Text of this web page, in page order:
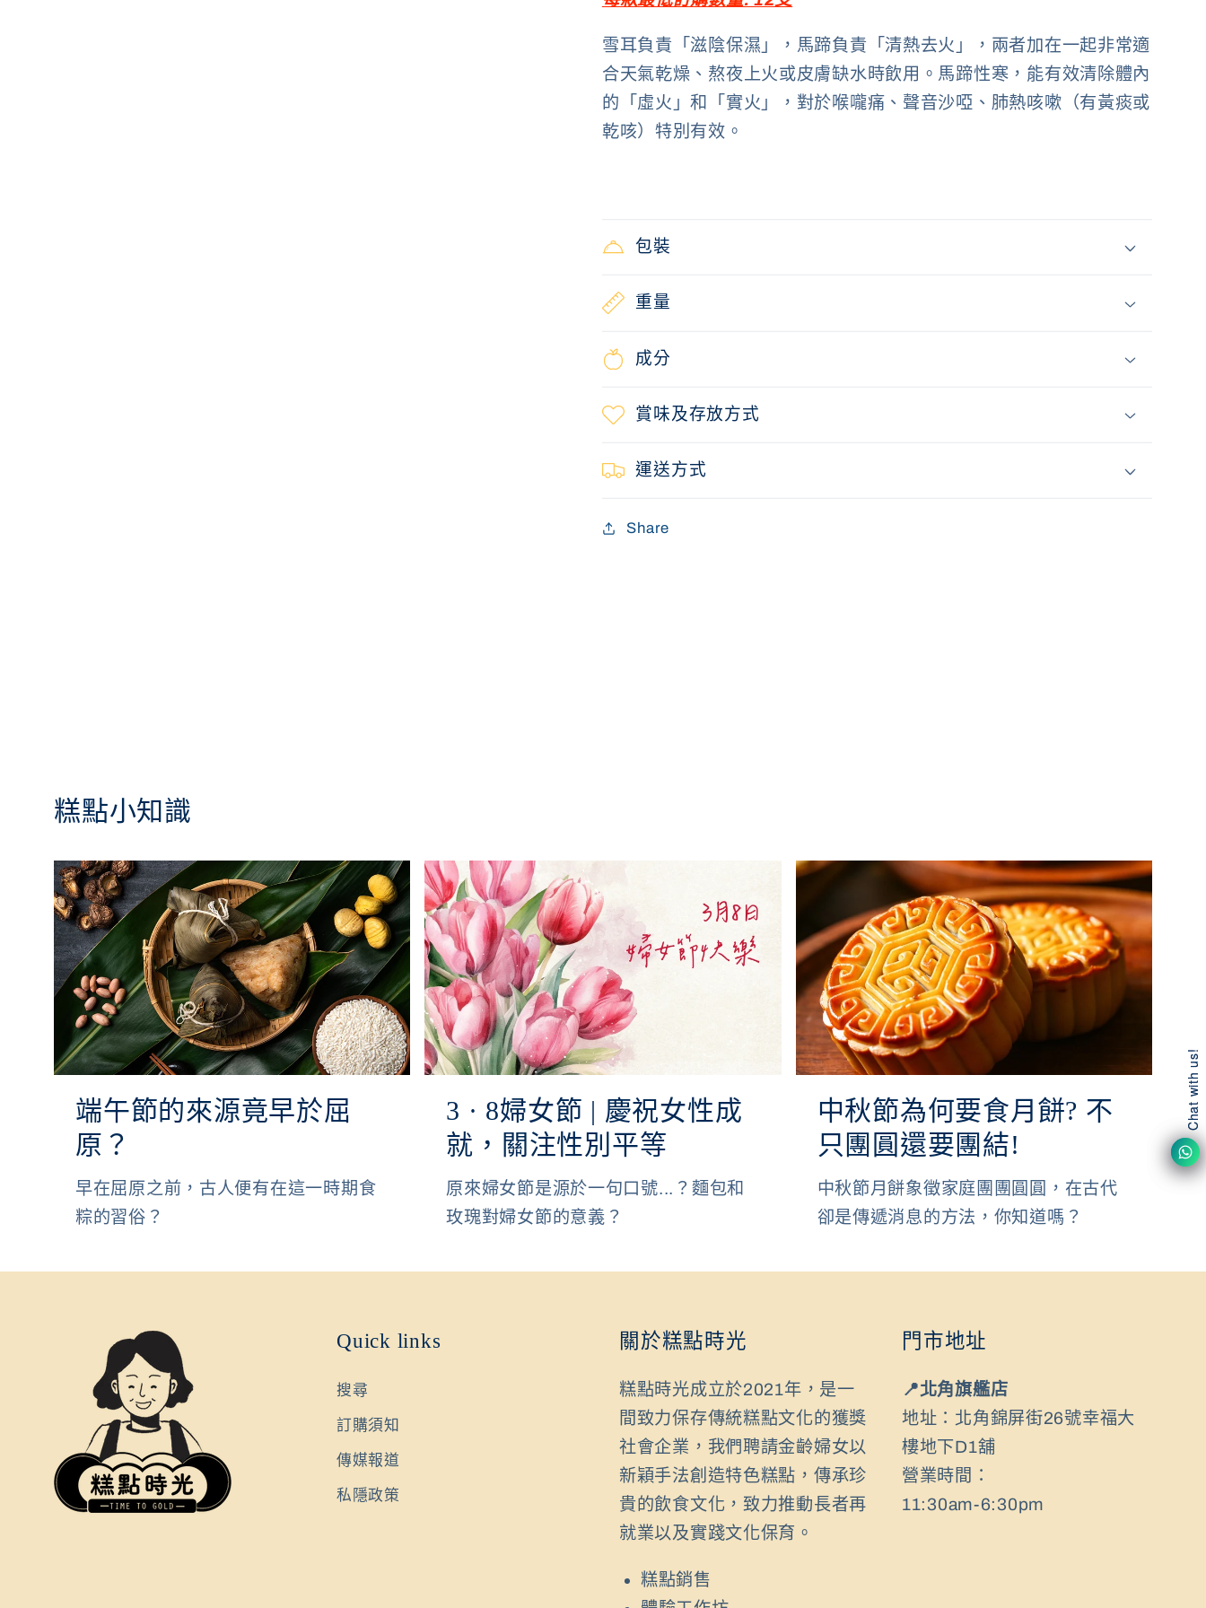
雪耳負責「滋陰保濕」，馬蹄負責「清熱去火」，兩者加在一起非常適
合天氣乾燥、熬夜上火或皮膚缺水時飲用。馬蹄性寒，能有效清除體內
的「虛火」和「實火」，對於喉嚨痛、聲音沙啞、肺熱咳嗽（有黃痰或
乾咳）特別有效。
包裝
重量
成分
賞味及存放方式
運送方式
Share
糕點小知識
端午節的來源竟早於屈
原？
早在屈原之前，古人便有在這一時期食
粽的習俗？
3 · 8婦女節 | 慶祝女性成
就，關注性別平等
原來婦女節是源於一句口號...？麵包和
玫瑰對婦女節的意義？
中秋節為何要食月餅? 不
只團圓還要團結!
中秋節月餅象徵家庭團團圓圓，在古代
卻是傳遞消息的方法，你知道嗎？
Quick links
搜尋
訂購須知
傳媒報道
私隱政策
關於糕點時光
糕點時光成立於2021年，是一
間致力保存傳統糕點文化的獲獎
社會企業，我們聘請金齡婦女以
新穎手法創造特色糕點，傳承珍
貴的飲食文化，致力推動長者再
就業以及實踐文化保育。
糕點銷售
門市地址
📍北角旗艦店
地址：北角錦屏街26號幸福大
樓地下D1舖
營業時間：
11:30am-6:30pm
Chat with us!
Chat with us!